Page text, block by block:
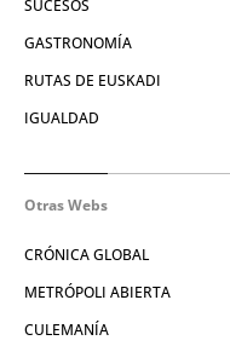
SUCESOS
GASTRONOMÍA
RUTAS DE EUSKADI
IGUALDAD
Otras Webs
CRÓNICA GLOBAL
METRÓPOLI ABIERTA
CULEMANÍA